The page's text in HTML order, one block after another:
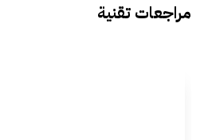
مراجعات تقنية